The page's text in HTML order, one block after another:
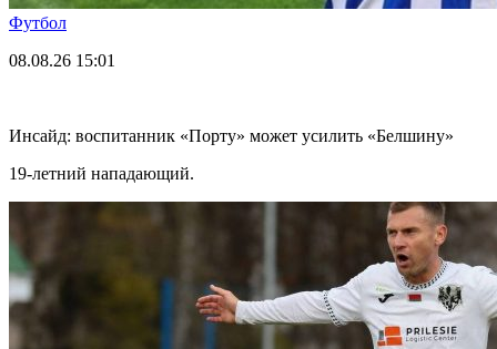
Футбол
08.08.26 15:01
Инсайд: воспитанник «Порту» может усилить «Белшину»
19-летний нападающий.